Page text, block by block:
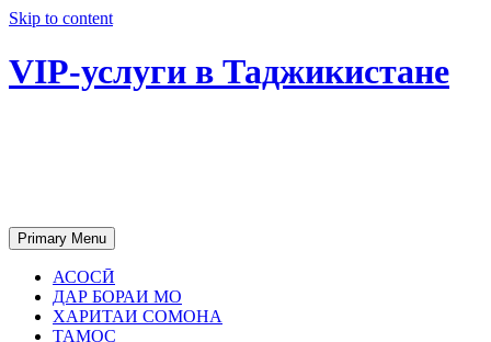
Skip to content
VIP-услуги в Таджикистане
Primary Menu
АСОСӢ
ДАР БОРАИ МО
ХАРИТАИ СОМОНА
ТАМОС